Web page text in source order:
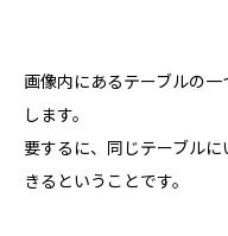
画像内にあるテーブルの
します。
要するに、同じテーブル
きるということです。